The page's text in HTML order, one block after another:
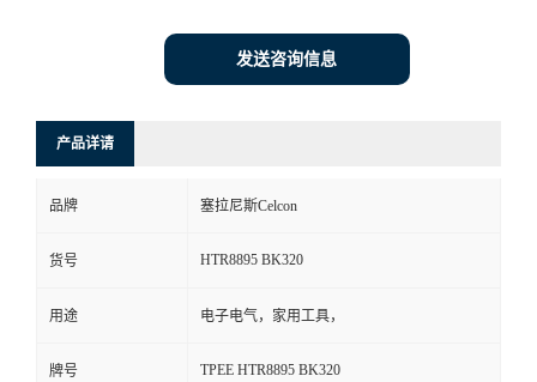
系
发送咨询信息
产品详请
品牌 塞拉尼斯Celcon
货号 HTR8895 BK320
用途 电子电气，家用工具，
牌号 TPEE HTR8895 BK320